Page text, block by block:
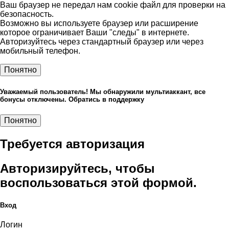
Ваш браузер не передал нам cookie файл для проверки на
безопасность.
Возможно вы используете браузер или расширение
которое ограничивает Ваши "следы" в интернете.
Авторизуйтесь через стандартный браузер или через
мобильный телефон.
Понятно
Уважаемый пользователь! Мы обнаружили мультиаккант, все
бонусы отключены. Обратись в поддержку
Понятно
Требуется авторизация
Авторизируйтесь, чтобы
воспользоваться этой формой.
Вход
Логин